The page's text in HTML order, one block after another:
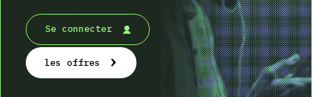
Se connecter
les offres